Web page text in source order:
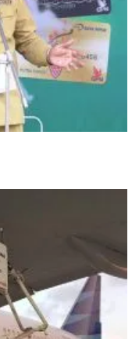
kebersamaan